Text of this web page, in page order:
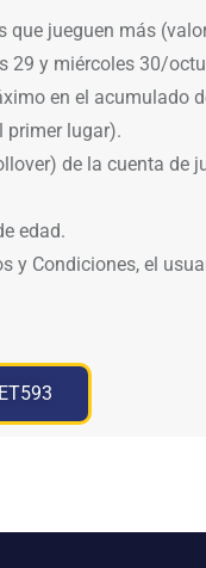
que jueguen más
29 y miércoles 30/
en el acumulado
primer lugar).
de la cuenta de
edad.
y Condiciones, el